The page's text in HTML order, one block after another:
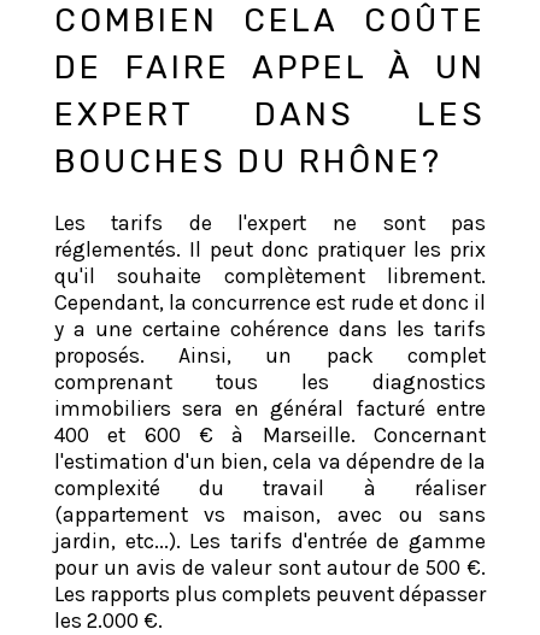
COMBIEN CELA COÛTE
DE FAIRE APPEL À UN
EXPERT DANS LES
BOUCHES DU RHÔNE?
Les tarifs de l'expert ne sont pas
réglementés. Il peut donc pratiquer les prix
qu'il souhaite complètement librement.
Cependant, la concurrence est rude et donc il
y a une certaine cohérence dans les tarifs
proposés. Ainsi, un pack complet
comprenant tous les diagnostics
immobiliers sera en général facturé entre
400 et 600 € à Marseille. Concernant
l'estimation d'un bien, cela va dépendre de la
complexité du travail à réaliser
(appartement vs maison, avec ou sans
jardin, etc...). Les tarifs d'entrée de gamme
pour un avis de valeur sont autour de 500 €.
Les rapports plus complets peuvent dépasser
les 2.000 €.